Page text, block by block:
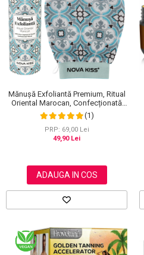
Mănușă Exfoliantă Premium, Ritual
Oriental Marocan, Confecționată
Manual, NOVA KISS®
(1)
PRP: 69,00 Lei
49,90 Lei
ADAUGA IN COS